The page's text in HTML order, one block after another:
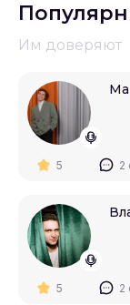
Им доверяют
5 2
5 2